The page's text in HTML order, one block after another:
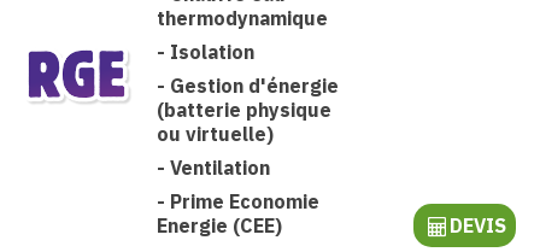
thermodynamique
- Isolation
- Gestion d'énergie
(batterie physique
ou virtuelle)
- Ventilation
- Prime Economie
Energie (CEE)
DEVIS